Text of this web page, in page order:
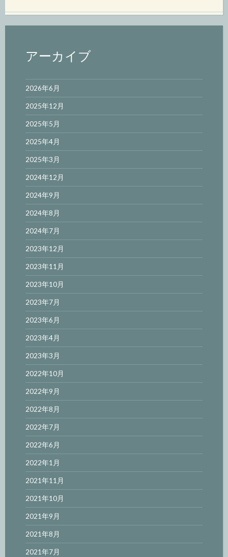
アーカイブ
2026年6月
2025年12月
2025年5月
2025年4月
2025年3月
2024年12月
2024年9月
2024年8月
2024年7月
2023年12月
2023年11月
2023年10月
2023年7月
2023年6月
2023年4月
2023年3月
2022年10月
2022年9月
2022年8月
2022年7月
2022年6月
2022年1月
2021年11月
2021年10月
2021年9月
2021年8月
2021年7月